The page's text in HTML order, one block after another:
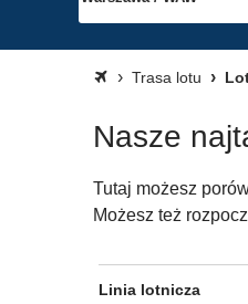
Trasa lotu
Nasze
Tutaj możesz
Możesz też
Linia lotnicza